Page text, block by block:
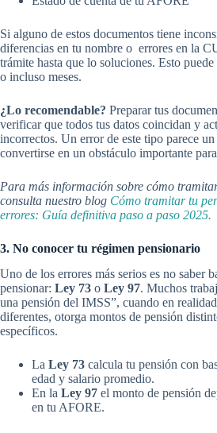
Si alguno de estos documentos tiene
diferencias en tu nombre o errores en la
trámite hasta que lo soluciones. Esto
o incluso meses.
¿Lo recomendable? Preparar tus
verificar que todos tus datos coincidan y
incorrectos. Un error de este tipo parece
convertirse en un obstáculo importante
Para más información sobre cómo
consulta nuestro blog Cómo tramitar tu
errores: Guía definitiva paso a paso 2025.
3. No conocer tu régimen pensionario
Uno de los errores más serios es no saber
pensionar: Ley 73 o Ley 97. Muchos
una pensión del IMSS”, cuando en
diferentes, otorga montos de pensión
específicos.
La Ley 73 calcula tu pensión con
edad y salario promedio.
En la Ley 97 el monto de pensión
en tu AFORE.